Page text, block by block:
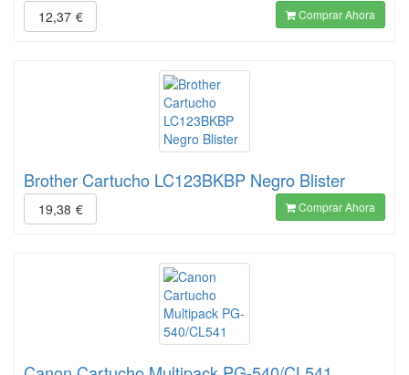
12,37 € Comprar Ahora
Brother Cartucho LC123BKBP Negro Blister
19,38 € Comprar Ahora